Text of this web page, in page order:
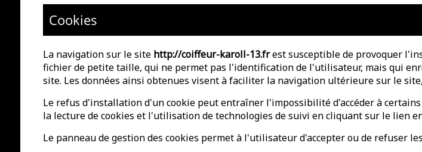
Cookies
La navigation sur le site http://coiffeur-karoll-13.frest susceptible de provoquer
fichier de petite taille, qui ne permet pas l'identification de l'utilisateur, mais qui
site. Les données ainsi obtenues visent à faciliter la navigation ultérieure sur le
Le refus d'installation d'un cookie peut entraîner l'impossibilité d'accéder à
la lecture de cookies et l'utilisation de technologies de suivi en cliquant sur le lien
Le panneau de gestion des cookies permet à l'utilisateur d'accepter ou de refuser